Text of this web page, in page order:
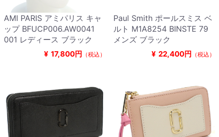
AMI PARIS アミパリス キャ
ップ BFUCP006.AW0041
001 レディース ブラック
¥ 17,800円 （税込）
Paul Smith ポールスミス ベ
ルト M1A8254 BINSTE 79
メンズ ブラック
¥ 22,400円 （税込）